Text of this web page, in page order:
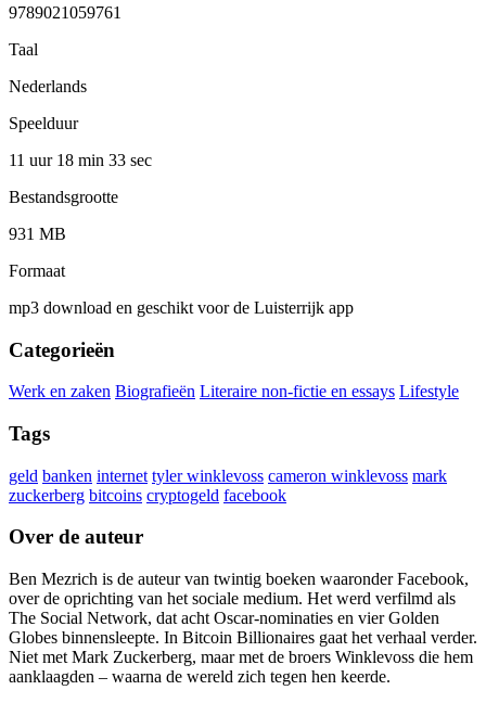
9789021059761
Taal
Nederlands
Speelduur
11 uur 18 min 33 sec
Bestandsgrootte
931 MB
Formaat
mp3 download en geschikt voor de Luisterrijk app
Categorieën
Werk en zaken Biografieën Literaire non-fictie en essays Lifestyle
Tags
geld banken internet tyler winklevoss cameron winklevoss mark
zuckerberg bitcoins cryptogeld facebook
Over de auteur
Ben Mezrich is de auteur van twintig boeken waaronder Facebook,
over de oprichting van het sociale medium. Het werd verfilmd als
The Social Network, dat acht Oscar-nominaties en vier Golden
Globes binnensleepte. In Bitcoin Billionaires gaat het verhaal verder.
Niet met Mark Zuckerberg, maar met de broers Winklevoss die hem
aanklaagden – waarna de wereld zich tegen hen keerde.